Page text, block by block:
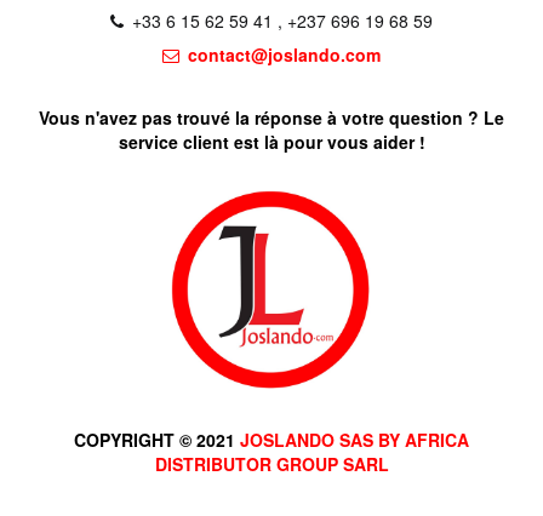
+33 6 15 62 59 41 , +237 696 19 68 59
contact@joslando.com
Vous n'avez pas trouvé la réponse à votre question ? Le
service client est là pour vous aider !
COPYRIGHT © 2021 JOSLANDO SAS BY AFRICA
DISTRIBUTOR GROUP SARL